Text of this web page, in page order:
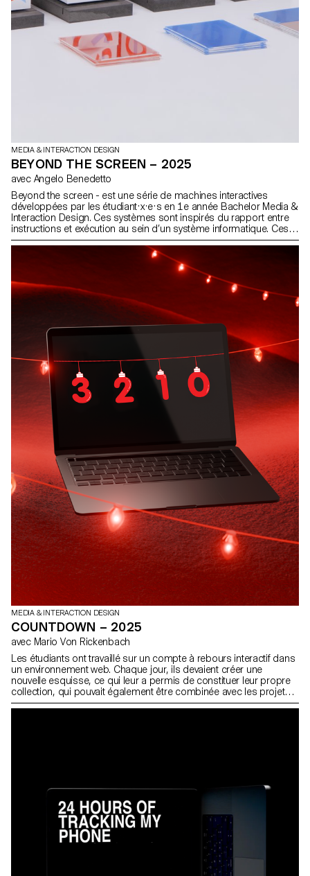
MEDIA & INTERACTION DESIGN
BEYOND THE SCREEN – 2025
avec Angelo Benedetto
Beyond the screen - est une série de machines interactives
développées par les étudiant·x·e·s en 1e année Bachelor Media &
Interaction Design. Ces systèmes sont inspirés du rapport entre
instructions et exécution au sein d’un système informatique. Ces
machines créent du texte au travers d'un système typographique
MEDIA & INTERACTION DESIGN
COUNTDOWN – 2025
avec Mario Von Rickenbach
Les étudiants ont travaillé sur un compte à rebours interactif dans
un environnement web. Chaque jour, ils devaient créer une
nouvelle esquisse, ce qui leur a permis de constituer leur propre
collection, qui pouvait également être combinée avec les projets
de l'ensemble de la classe.